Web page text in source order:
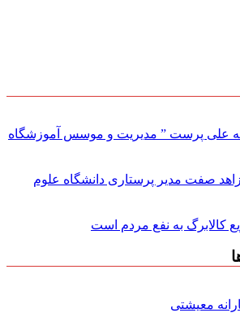
علی پرست ” مدیریت و موسس آموزشگاه
صفت مدیر پرستاری دانشگاه علوم
کالابرگ به نفع مردم است
معیشتی